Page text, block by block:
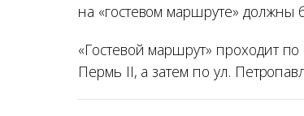
на «гостевом маршруте» должны
«Гостевой маршрут» проходит
Пермь II, а затем по ул.